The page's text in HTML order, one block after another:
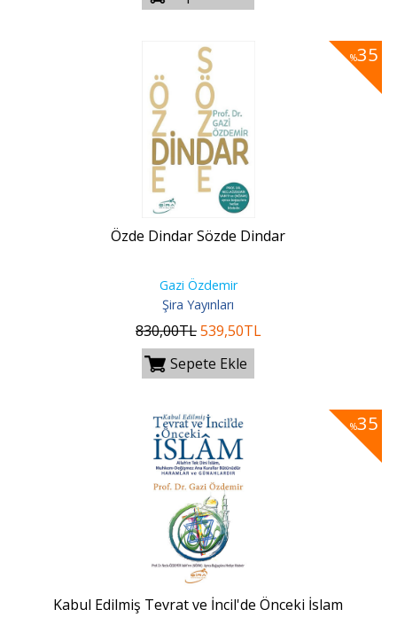
%35
Özde Dindar Sözde Dindar
Gazi Özdemir
Şira Yayınları
830,00TL539,50TL
Sepete Ekle
%35
Kabul Edilmiş Tevrat ve İncil'de Önceki İslam